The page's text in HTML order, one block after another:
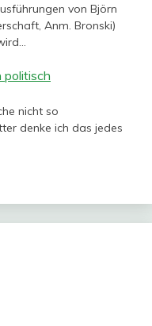
von Björn
Anm. Bronski)
politisch
nicht so
denke ich das jedes